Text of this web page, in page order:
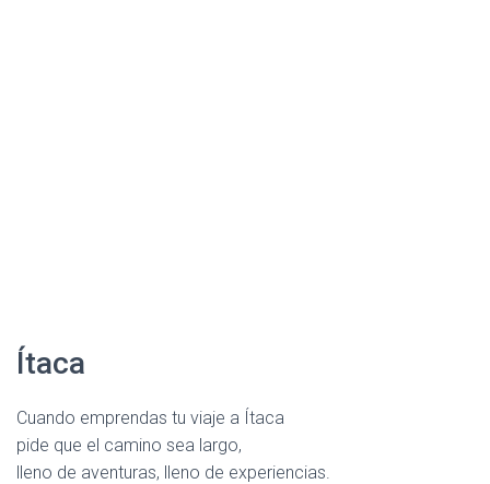
Ítaca
Cuando emprendas tu viaje a Ítaca
pide que el camino sea largo,
lleno de aventuras, lleno de experiencias.